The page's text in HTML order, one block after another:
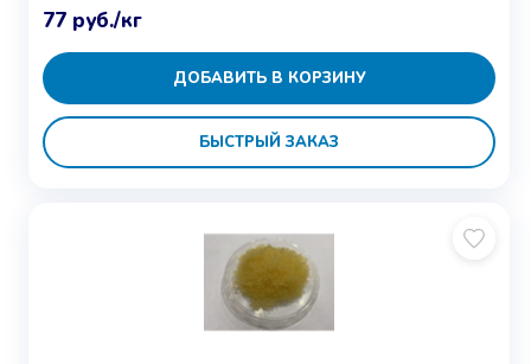
77 руб./кг
ДОБАВИТЬ В КОРЗИНУ
БЫСТРЫЙ ЗАКАЗ